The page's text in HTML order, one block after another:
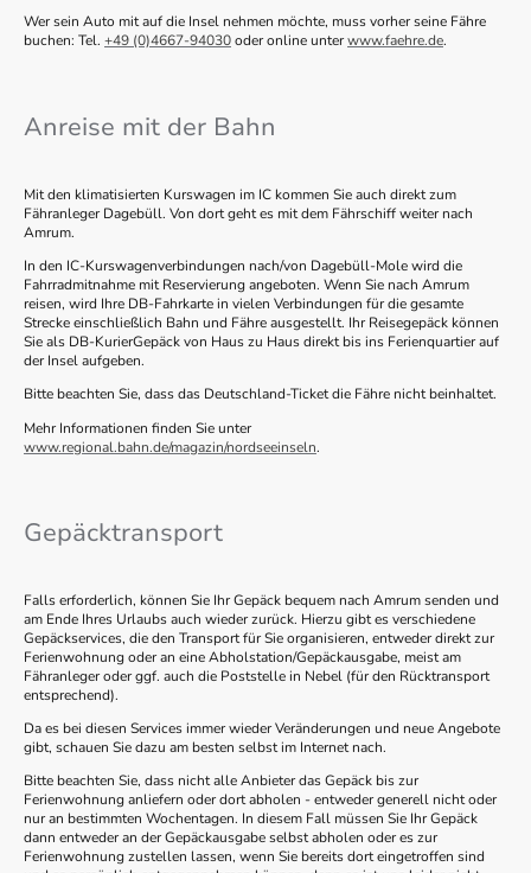
Wer sein Auto mit auf die Insel nehmen möchte, muss vorher seine Fähre
buchen: Tel. +49 (0)4667-94030oder online unterwww.faehre.de.
Anreise mit der Bahn
Mit den klimatisierten Kurswagen im IC kommen Sie auch direkt zum
Fähranleger Dagebüll. Von dort geht es mit dem Fährschiff weiter nach
Amrum.
In den IC-Kurswagenverbindungen nach/von Dagebüll-Mole wird die
Fahrradmitnahme mit Reservierung angeboten. Wenn Sie nach Amrum
reisen, wird Ihre DB-Fahrkarte in vielen Verbindungen für die gesamte
Strecke einschließlich Bahn und Fähre ausgestellt. Ihr Reisegepäck können
Sie als DB-KurierGepäck von Haus zu Haus direkt bis ins Ferienquartier auf
der Insel aufgeben.
Bitte beachten Sie, dass das Deutschland-Ticket die Fähre nicht beinhaltet.
Mehr Informationen finden Sie unter
www.regional.bahn.de/magazin/nordseeinseln.
Gepäcktransport
Falls erforderlich, können Sie Ihr Gepäck bequem nach Amrum senden und
am Ende Ihres Urlaubs auch wieder zurück. Hierzu gibt es verschiedene
Gepäckservices, die den Transport für Sie organisieren, entweder direkt zur
Ferienwohnung oder an eine Abholstation/Gepäckausgabe, meist am
Fähranleger oder ggf. auch die Poststelle in Nebel (für den Rücktransport
entsprechend).
Da es bei diesen Services immer wieder Veränderungen und neue Angebote
gibt, schauen Sie dazu am besten selbst im Internet nach.
Bitte beachten Sie, dass nicht alle Anbieter das Gepäck bis zur
Ferienwohnung anliefern oder dort abholen - entweder generell nicht oder
nur an bestimmten Wochentagen. In diesem Fall müssen Sie Ihr Gepäck
dann entweder an der Gepäckausgabe selbst abholen oder es zur
Ferienwohnung zustellen lassen, wenn Sie bereits dort eingetroffen sind